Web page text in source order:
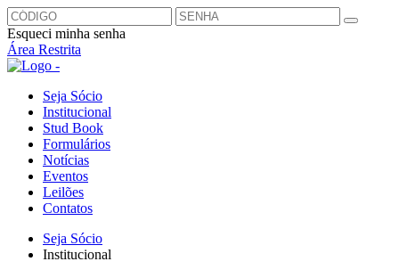
Esqueci minha senha
Área Restrita
Seja Sócio
Institucional
Stud Book
Formulários
Notícias
Eventos
Leilões
Contatos
Seja Sócio
Institucional